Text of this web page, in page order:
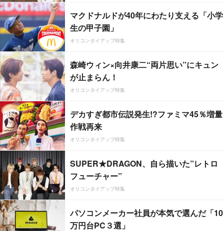
マクドナルドが40年にわたり支える「小学
生の甲子園」
オリコンタイアップ特集
森崎ウィン×向井康二“両片思い”にキュン
が止まらん！
オリコンタイアップ特集
デカすぎ都市伝説発生!?ファミマ45％増量
作戦再来
オリコンタイアップ特集
SUPER★DRAGON、自ら描いた”レトロ
フューチャー”
オリコンタイアップ特集
パソコンメーカー社員が本気で選んだ「10
万円台PC３選」